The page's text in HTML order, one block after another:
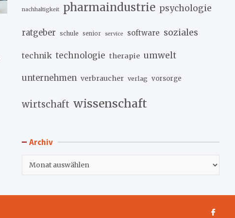
nachhaltigkeit pharmaindustrie psychologie
ratgeber schule senior service software soziales
technik technologie therapie umwelt
unternehmen verbraucher verlag vorsorge
wirtschaft wissenschaft
Archiv